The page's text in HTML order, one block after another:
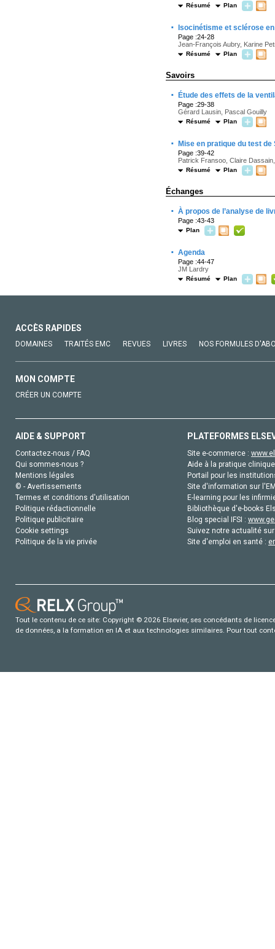
Résumé Plan
· Isocinétisme et sclérose
Page :24-28
Jean-François Aubry, Karine
Résumé Plan
Savoirs
· Étude des effets de la
Page :29-38
Gérard Lausin, Pascal Gouilly
Résumé Plan
· Mise en pratique du test de
Page :39-42
Patrick Fransoo, Claire
Résumé Plan
Échanges
· À propos de l’analyse de
Page :43-43
Plan
· Agenda
Page :44-47
JM Lardry
Résumé Plan
ACCÈS RAPIDES
DOMAINES TRAITÉS EMC REVUES LIVRES NOS FORMULES
MON COMPTE
CRÉER UN COMPTE
AIDE & SUPPORT
Contactez-nous / FAQ
Qui sommes-nous ?
Mentions légales
© - Avertissements
Termes et conditions d'utilisation
Politique rédactionnelle
Politique publicitaire
Cookie settings
Politique de la vie privée
PLATEFORMES
Site e-commerce :
Aide à la pratique
Portail pour les
Site d'information sur
E-learning pour les
Bibliothèque d'e-books
Blog special IFSI :
Suivez notre actualité
Site d'emploi en santé :
Tout le contenu de ce site: Copyright © 2026 Elsevier, ses concédants de
de données, a la formation en IA et aux technologies similaires. Pour tout